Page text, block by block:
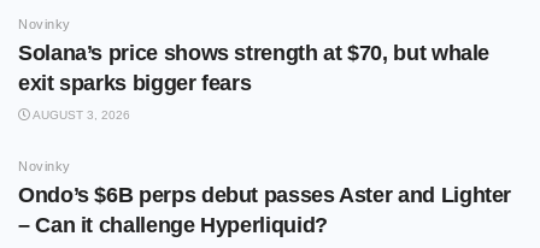
Novinky
Solana’s price shows strength at $70, but whale
exit sparks bigger fears
AUGUST 3, 2026
Novinky
Ondo’s $6B perps debut passes Aster and Lighter
– Can it challenge Hyperliquid?